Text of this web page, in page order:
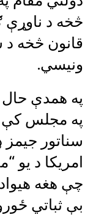
څخه د
قانون څخه
ونیسي.
په همدې حال
په مجلس کې
سناتور
امریکا د یو
چې هغه
بې ثباتي